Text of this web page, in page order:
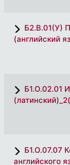
Б2.В.01(У)
(английский
Б1.О.02.01
Б1.О.07.07
английского